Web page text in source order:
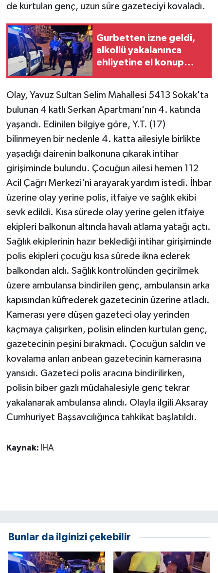
de kurtulan genç, uzun süre gazeteciyi kovaladı.
Gurbetten izne geldi,
alkollü yakalanınca
ehliyetine el konup
Olay, Yavuz Sultan Selim Mahallesi 5413 Sokak'ta
bulunan 4 katlı Serkan Apartmanı'nın 4. katında
yaşandı. Edinilen bilgiye göre, Y.T. (17)
bilinmeyen bir nedenle 4. katta ailesiyle birlikte
yaşadığı dairenin balkonuna çıkarak intihar
girişiminde bulundu. Çocuğun ailesi hemen 112
Acil Çağrı Merkezi'ni arayarak yardım istedi. İhbar
üzerine olay yerine polis, itfaiye ve sağlık ekibi
sevk edildi. Kısa sürede olay yerine gelen itfaiye
ekipleri balkonun altında havalı atlama yatağı açtı.
Sağlık ekiplerinin hazır beklediği intihar girişiminde
polis ekipleri çocuğu kısa sürede ikna ederek
balkondan aldı. Sağlık kontrolünden geçirilmek
üzere ambulansa bindirilen genç, ambulansın arka
kapısından küfrederek gazetecinin üzerine atladı.
Kamerası yere düşen gazeteci olay yerinden
kaçmaya çalışırken, polisin elinden kurtulan genç,
gazetecinin peşini bırakmadı. Çocuğun saldırı ve
kovalama anları anbean gazetecinin kamerasına
yansıdı. Gazeteci polis aracına bindirilirken,
polisin biber gazlı müdahalesiyle genç tekrar
yakalanarak ambulansa alındı. Olayla ilgili Aksaray
Cumhuriyet Başsavcılığınca tahkikat başlatıldı.
Kaynak: İHA
Bunlar da ilginizi çekebilir
İNSAN
İş Dünyası
Kadın
KÜLTÜR SANAT
MAGAZİN
Otomobil
POLİTİKA
Sağlık
SİYASET
SPOR HABERLERİ
TEKNOLOJİ
ÜLKE GÜNDEMİ
YAŞAM
YEREL